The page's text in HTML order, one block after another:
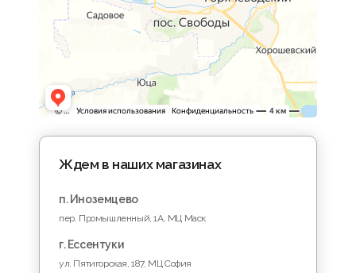
Ждем в наших магазинах
п. Иноземцево
пер. Промышленный, 1A, МЦ Маск
г. Ессентуки
ул. Пятигорская, 187, МЦ София